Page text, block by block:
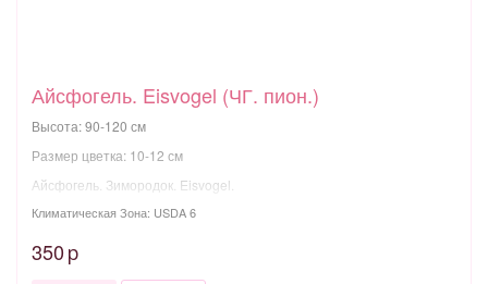
Айсфогель. Eisvogel (ЧГ. пион.)
Высота: 90-120 см
Размер цветка: 10-12 см
Айсфогель. Зимородок. Eisvogel.
Климатическая Зона: USDA 6
350 p